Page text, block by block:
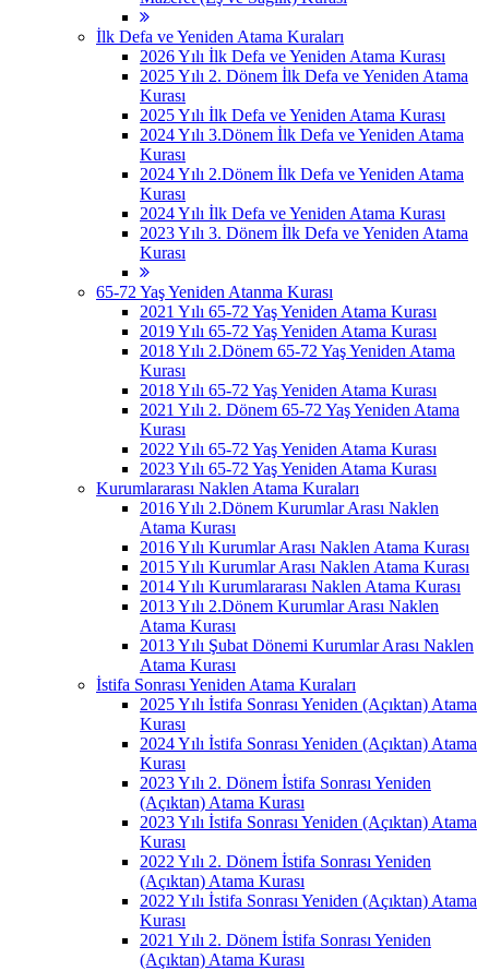
İlk Defa ve Yeniden Atama Kuraları
2026 Yılı İlk Defa ve Yeniden Atama Kurası
2025 Yılı 2. Dönem İlk Defa ve Yeniden Atama
Kurası
2025 Yılı İlk Defa ve Yeniden Atama Kurası
2024 Yılı 3.Dönem İlk Defa ve Yeniden Atama
Kurası
2024 Yılı 2.Dönem İlk Defa ve Yeniden Atama
Kurası
2024 Yılı İlk Defa ve Yeniden Atama Kurası
2023 Yılı 3. Dönem İlk Defa ve Yeniden Atama
Kurası
65-72 Yaş Yeniden Atanma Kurası
2021 Yılı 65-72 Yaş Yeniden Atama Kurası
2019 Yılı 65-72 Yaş Yeniden Atama Kurası
2018 Yılı 2.Dönem 65-72 Yaş Yeniden Atama
Kurası
2018 Yılı 65-72 Yaş Yeniden Atama Kurası
2021 Yılı 2. Dönem 65-72 Yaş Yeniden Atama
Kurası
2022 Yılı 65-72 Yaş Yeniden Atama Kurası
2023 Yılı 65-72 Yaş Yeniden Atama Kurası
Kurumlararası Naklen Atama Kuraları
2016 Yılı 2.Dönem Kurumlar Arası Naklen
Atama Kurası
2016 Yılı Kurumlar Arası Naklen Atama Kurası
2015 Yılı Kurumlar Arası Naklen Atama Kurası
2014 Yılı Kurumlararası Naklen Atama Kurası
2013 Yılı 2.Dönem Kurumlar Arası Naklen
Atama Kurası
2013 Yılı Şubat Dönemi Kurumlar Arası Naklen
Atama Kurası
İstifa Sonrası Yeniden Atama Kuraları
2025 Yılı İstifa Sonrası Yeniden (Açıktan) Atama
Kurası
2024 Yılı İstifa Sonrası Yeniden (Açıktan) Atama
Kurası
2023 Yılı 2. Dönem İstifa Sonrası Yeniden
(Açıktan) Atama Kurası
2023 Yılı İstifa Sonrası Yeniden (Açıktan) Atama
Kurası
2022 Yılı 2. Dönem İstifa Sonrası Yeniden
(Açıktan) Atama Kurası
2022 Yılı İstifa Sonrası Yeniden (Açıktan) Atama
Kurası
2021 Yılı 2. Dönem İstifa Sonrası Yeniden
(Açıktan) Atama Kurası